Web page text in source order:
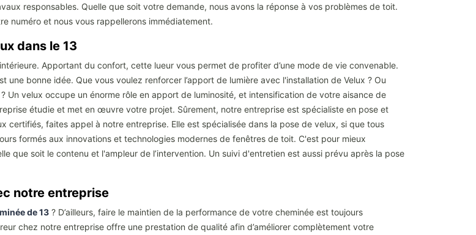
responsables. Quelle que soit votre demande, nous avons la réponse à vos problèmes de toit.
numéro et nous vous rappellerons immédiatement.
dans le 13
Apportant du confort, cette lueur vous permet de profiter d’une mode de vie convenable.
bonne idée. Que vous voulez renforcer l’apport de lumière avec l'installation de Velux ? Ou
Un velux occupe un énorme rôle en apport de luminosité, et intensification de votre aisance de
étudie et met en œuvre votre projet. Sûrement, notre entreprise est spécialiste en pose et
certifiés, faites appel à notre entreprise. Elle est spécialisée dans la pose de velux, si que tous
formés aux innovations et technologies modernes de fenêtres de toit. C'est pour mieux
que soit le contenu et l'ampleur de l’intervention. Un suivi d'entretien est aussi prévu après la pose
notre entreprise
de 13 ? D’ailleurs, faire le maintien de la performance de votre cheminée est toujours
chez notre entreprise offre une prestation de qualité afin d’améliorer complètement votre